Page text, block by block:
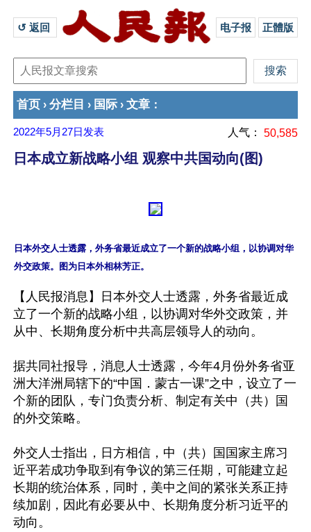
↺ 返回 电子报 正體版
首页 › 分栏目 › 国际 › 文章 ：
2022年5月27日 发表 人气： 50,585
日本成立新战略小组 观察中共国动向(图)
日本外交人士透露，外务省最近成立了一个新的战略小组，以协调对华
【人民报消息】日本外交人士透露，外务省最近成
立了一个新的战略小组，以协调对华外交政策，并
从中、长期角度分析中共高层领导人的动向。
据共同社报导，消息人士透露，今年4月份外务省亚
洲大洋洲局辖下的“中国．蒙古一课”之中，设立了一
个新的团队，专门负责分析、制定有关中（共）国
的外交策略。
外交人士指出，日方相信，中（共）国国家主席习
近平若成功争取到有争议的第三任期，可能建立起
长期的统治体系，同时，美中之间的紧张关系正持
续加剧，因此有必要从中、长期角度分析习近平的
动向。